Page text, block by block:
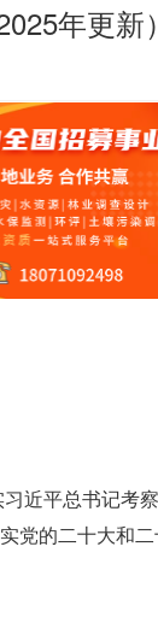
年更新）
近平总书记考
的二十大和二